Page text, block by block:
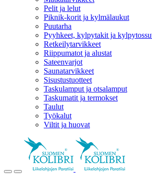
Pelit ja lelut
Piknik-korit ja kylmälaukut
Puutarha
Pyyhkeet, kylpytakit ja
Retkeilytarvikkeet
Riippumatot ja alustat
Sateenvarjot
Saunatarvikkeet
Sisustustuotteet
Taskulamput ja otsalamput
Taskumatit ja termokset
Taulut
Työkalut
Viltit ja huovat